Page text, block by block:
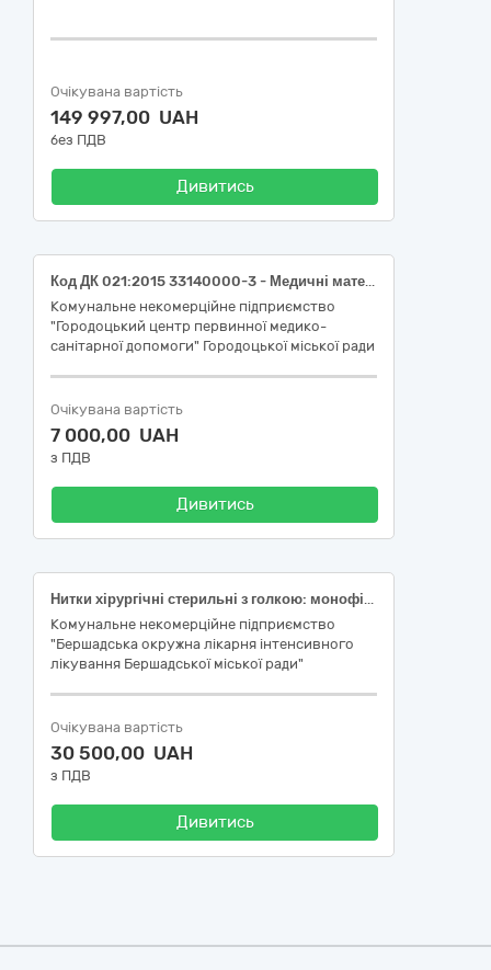
Очікувана вартість
149 997,00 UAH
без ПДВ
Дивитись
Код ДК 021:2015 33140000-3 - Медичні матеріали - Медичні матеріали
Комунальне некомерційне підприємство
"Городоцький центр первинної медико-
санітарної допомоги" Городоцької міської ради
Очікувана вартість
7 000,00 UAH
з ПДВ
Дивитись
Нитки хірургічні стерильні з голкою: монофіламентна нитка з поліефірного пластику USP 2/0, довжина 0,1–2 м, з колючою голкою 20–40 мм, вигин 1/2 кола
Комунальне некомерційне підприємство
"Бершадська окружна лікарня інтенсивного
лікування Бершадської міської ради"
Очікувана вартість
30 500,00 UAH
з ПДВ
Дивитись